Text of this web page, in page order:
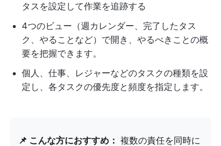
タスを設定して作業を追跡する
4つのビュー（週カレンダー、完了したタス
ク、やることなど）で開き、やるべきことの概
要を把握できます。
個人、仕事、レジャーなどのタスクの種類を設
定し、各タスクの優先度と頻度を指定します。
📌 こんな方におすすめ： 複数の責任を同時に